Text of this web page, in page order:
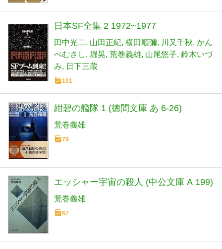
日本SF全集 2 1972~1977
田中光二 山田正紀 横田順彌 川又千秋 かん
べむさし 堀晃 荒巻義雄 山尾悠子 鈴木いづ
み
日下三蔵
101
紺碧の艦隊 1 (徳間文庫 あ 6-26)
荒巻義雄
79
エッシャー宇宙の殺人 (中公文庫 A 199)
荒巻義雄
67